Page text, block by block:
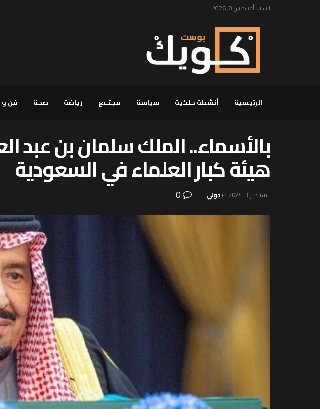
السبت, أغسطس 8, 2026
الرئيسية أنشطة ملكية سياسة مجتمع رياضة صحة فن و
بالأسماء.. الملك سلمان بن عبد
هيئة كبار العلماء في السعودية
سبتمبر 3, 2024 inدولي